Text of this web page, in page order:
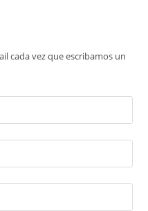
cada vez que escribamos un